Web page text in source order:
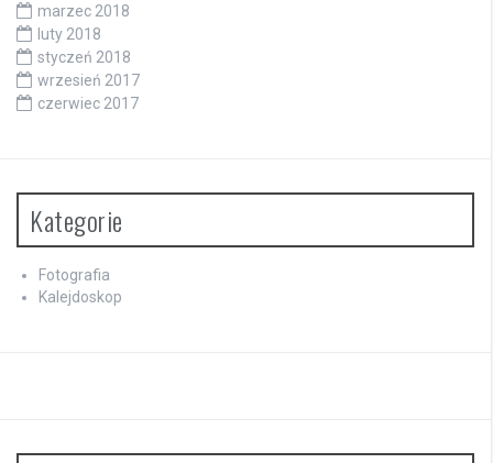
marzec 2018
luty 2018
styczeń 2018
wrzesień 2017
czerwiec 2017
Kategorie
Fotografia
Kalejdoskop